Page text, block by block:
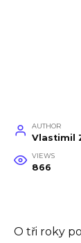
AUTHOR
Vlastimil
VIEWS
866
O tři roky